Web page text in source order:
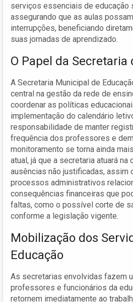
serviços essenciais de educação
assegurando que as aulas
interrupções, beneficiando
suas jornadas de aprendizado.
O Papel da Secretaria
A Secretaria Municipal de
central na gestão da rede de
coordenar as políticas
implementação do calendário
responsabilidade de manter
frequência dos professores e
monitoramento se torna ainda
atual, já que a secretaria atuará na
ausências não justificadas, assim
processos administrativos
consequências financeiras que
faltas, como o possível corte de
conforme a legislação vigente.
Mobilização dos
Educação
As secretarias envolvidas fazem
professores e funcionários da
retornem imediatamente ao